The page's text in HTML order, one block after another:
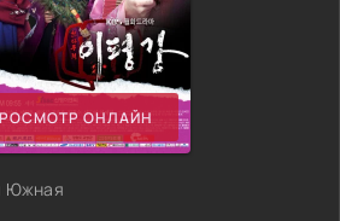
ОНЛАЙН
Южная